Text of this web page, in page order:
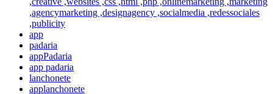
,agencymarketing ,designagency ,socialmedia ,redessociales
,publicity
app
padaria
appPadaria
app padaria
lanchonete
applanchonete